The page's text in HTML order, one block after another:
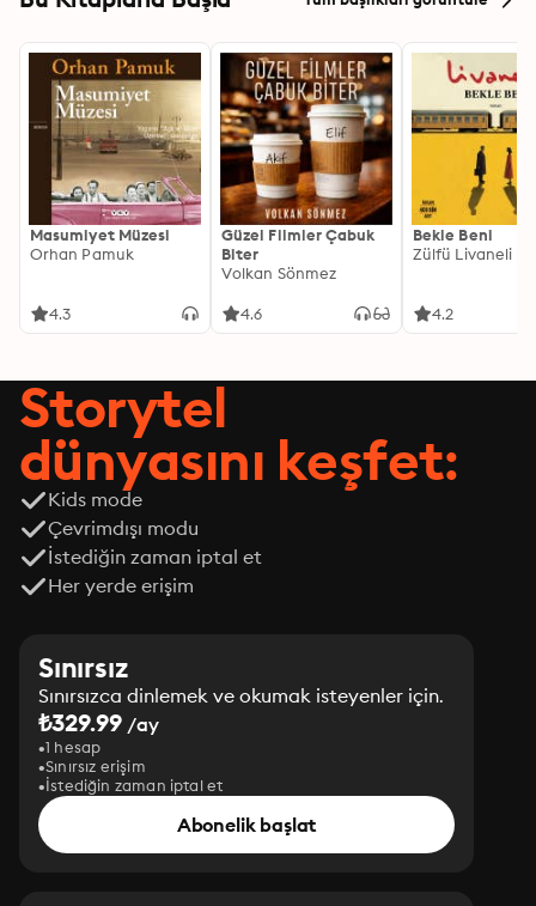
Masumiyet Müzesi
Orhan Pamuk
4.3
Güzel Filmler Çabuk
Biter
Volkan Sönmez
4.6
Bekle Beni
Zülfü Livaneli
4.2
Storytel
dünyasını keşfet:
Kids mode
Çevrimdışı modu
İstediğin zaman iptal et
Her yerde erişim
Sınırsız
Sınırsızca dinlemek ve okumak isteyenler için.
₺329.99 /ay
1 hesap
Sınırsız erişim
İstediğin zaman iptal et
Abonelik başlat